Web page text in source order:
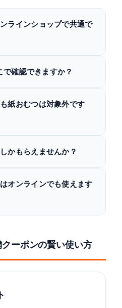
ラインショップで共通で
で確認できますか？
紙おむつは対象外です
かもらえませんか？
オンラインでも使えます
ーポンの賢い使い方